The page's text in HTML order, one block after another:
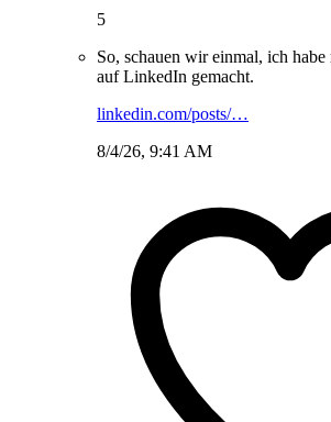
5
So, schauen wir einmal, ich
auf LinkedIn gemacht.
linkedin.com/posts/…
8/4/26, 9:41 AM